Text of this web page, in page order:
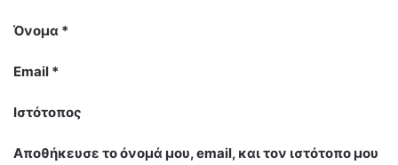
Όνομα *
Email *
Ιστότοπος
Αποθήκευσε το όνομά μου, email, και τον ιστότοπο μου